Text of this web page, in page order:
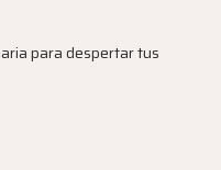
para despertar tus